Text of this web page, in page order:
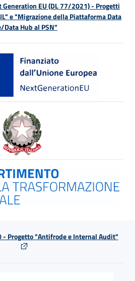
EU (DL 77/2021) - Progetti
e "Migrazione della Piattaforma Data
Data Hub al PSN"
- Progetto "Antifrode e Internal Audit"